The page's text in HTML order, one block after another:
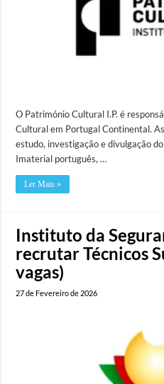
O Património Cultural I.P. é
Cultural em Portugal Continental.
estudo, investigação e divulgação
Imaterial português, …
Ler Mais »
Instituto da
recrutar Técnicos
vagas)
27 de Fevereiro de 2026